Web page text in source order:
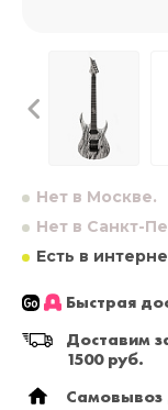
Нет в Москве.
Нет в Санкт-
Есть в
Быстрая
Доставим
1500 руб.
Самовывоз